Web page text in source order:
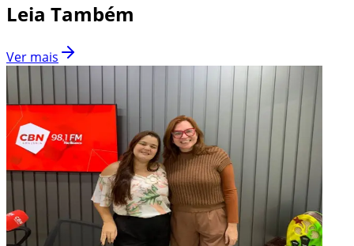
Leia Também
Ver mais